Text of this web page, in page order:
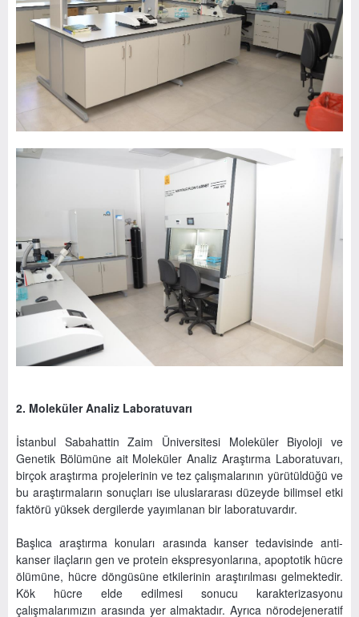
2. Moleküler Analiz Laboratuvarı
İstanbul Sabahattin Zaim Üniversitesi Moleküler Biyoloji ve
Genetik Bölümüne ait Moleküler Analiz Araştırma Laboratuvarı,
birçok araştırma projelerinin ve tez çalışmalarının yürütüldüğü ve
bu araştırmaların sonuçları ise uluslararası düzeyde bilimsel etki
faktörü yüksek dergilerde yayımlanan bir laboratuvardır.
Başlıca araştırma konuları arasında kanser tedavisinde anti-
kanser ilaçların gen ve protein ekspresyonlarına, apoptotik hücre
ölümüne, hücre döngüsüne etkilerinin araştırılması gelmektedir.
Kök hücre elde edilmesi sonucu karakterizasyonu
çalışmalarımızın arasında yer almaktadır. Ayrıca nörodejeneratif